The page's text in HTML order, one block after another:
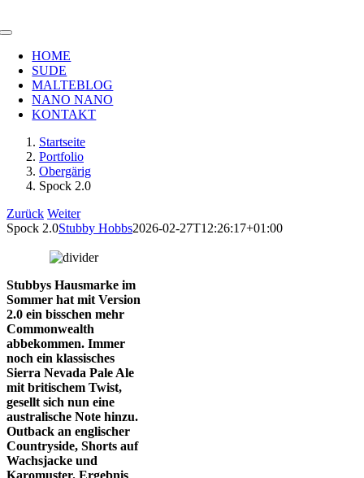
Inhalt
Toggle
Navigation
HOME
SUDE
MALTEBLOG
NANO NANO
KONTAKT
Startseite
Portfolio
Obergärig
Spock 2.0
Zurück Weiter
Spock 2.0Stubby Hobbs2026-02-27T12:26:17+01:00
Stubbys Hausmarke im
Sommer hat mit Version
2.0 ein bisschen mehr
Commonwealth
abbekommen. Immer
noch ein klassisches
Sierra Nevada Pale Ale
mit britischem Twist,
gesellt sich nun eine
australische Note hinzu.
Outback an englischer
Countryside, Shorts auf
Wachsjacke und
Karomuster. Ergebnis